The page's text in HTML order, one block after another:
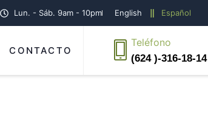
Lun. - Sáb. 9am - 10pm English Español
CONTACTO
Teléfono
(624 )-316-18-14